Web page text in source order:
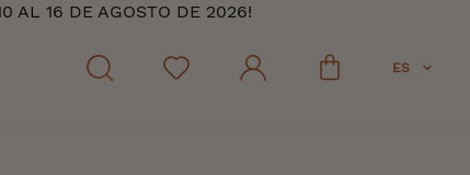
AL 16 DE AGOSTO DE 2026!
ES